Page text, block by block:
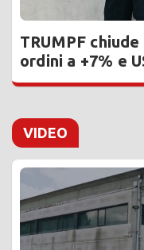
TRUMPF
ordini a +7% e
VIDEO